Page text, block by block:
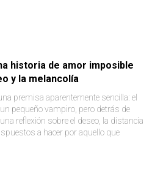
historia de amor imposible
y la melancolía
premisa aparentemente sencilla: el
pequeño vampiro, pero detrás de
reflexión sobre el deseo, la distancia
a hacer por aquello que